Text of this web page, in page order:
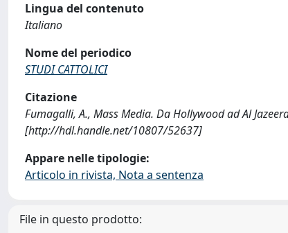
Lingua del contenuto
Italiano
Nome del periodico
STUDI CATTOLICI
Citazione
Fumagalli, A., Mass Media. Da Hollywood ad Al
[http://hdl.handle.net/10807/52637]
Appare nelle tipologie:
Articolo in rivista, Nota a sentenza
File in questo prodotto: